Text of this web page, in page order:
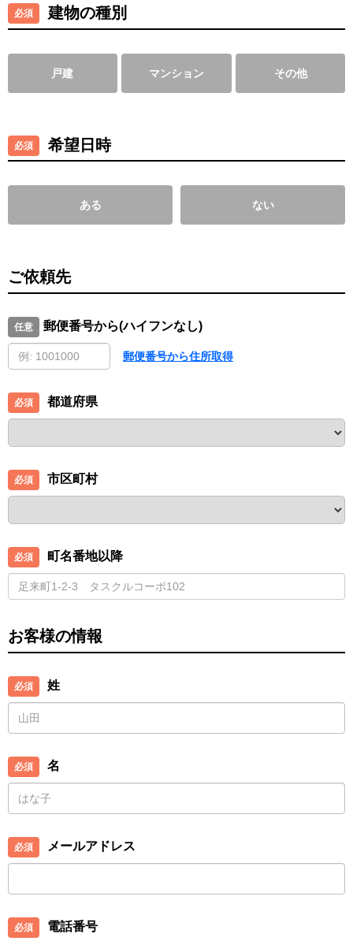
建物の種別
戸建 マンション その他
希望日時
ある ない
ご依頼先
郵便番号から(ハイフンなし)
郵便番号から住所取得
都道府県
市区町村
町名番地以降
お客様の情報
姓
名
メールアドレス
電話番号